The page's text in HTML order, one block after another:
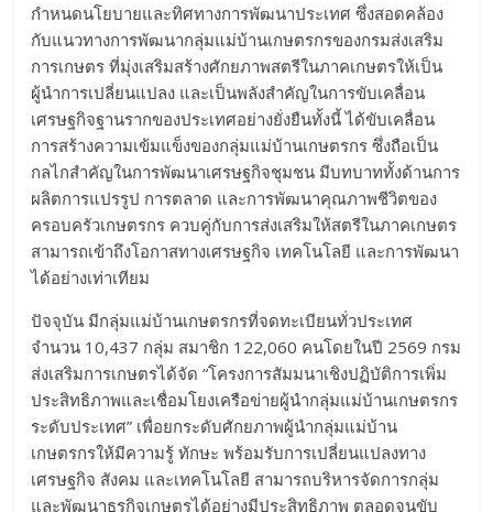
กำหนดนโยบายและทิศทางการพัฒนาประเทศ ซึ่งสอดคล้อง
กับแนวทางการพัฒนากลุ่มแม่บ้านเกษตรกรของกรมส่งเสริม
การเกษตร ที่มุ่งเสริมสร้างศักยภาพสตรีในภาคเกษตรให้เป็น
ผู้นำการเปลี่ยนแปลง และเป็นพลังสำคัญในการขับเคลื่อน
เศรษฐกิจฐานรากของประเทศอย่างยั่งยืนทั้งนี้ ได้ขับเคลื่อน
การสร้างความเข้มแข็งของกลุ่มแม่บ้านเกษตรกร ซึ่งถือเป็น
กลไกสำคัญในการพัฒนาเศรษฐกิจชุมชน มีบทบาททั้งด้านการ
ผลิตการแปรรูป การตลาด และการพัฒนาคุณภาพชีวิตของ
ครอบครัวเกษตรกร ควบคู่กับการส่งเสริมให้สตรีในภาคเกษตร
สามารถเข้าถึงโอกาสทางเศรษฐกิจ เทคโนโลยี และการพัฒนา
ได้อย่างเท่าเทียม
ปัจจุบัน มีกลุ่มแม่บ้านเกษตรกรที่จดทะเบียนทั่วประเทศ
จำนวน 10,437 กลุ่ม สมาชิก 122,060 คนโดยในปี 2569 กรม
ส่งเสริมการเกษตรได้จัด “โครงการสัมมนาเชิงปฏิบัติการเพิ่ม
ประสิทธิภาพและเชื่อมโยงเครือข่ายผู้นำกลุ่มแม่บ้านเกษตรกร
ระดับประเทศ” เพื่อยกระดับศักยภาพผู้นำกลุ่มแม่บ้าน
เกษตรกรให้มีความรู้ ทักษะ พร้อมรับการเปลี่ยนแปลงทาง
เศรษฐกิจ สังคม และเทคโนโลยี สามารถบริหารจัดการกลุ่ม
และพัฒนาธุรกิจเกษตรได้อย่างมีประสิทธิภาพ ตลอดจนขับ